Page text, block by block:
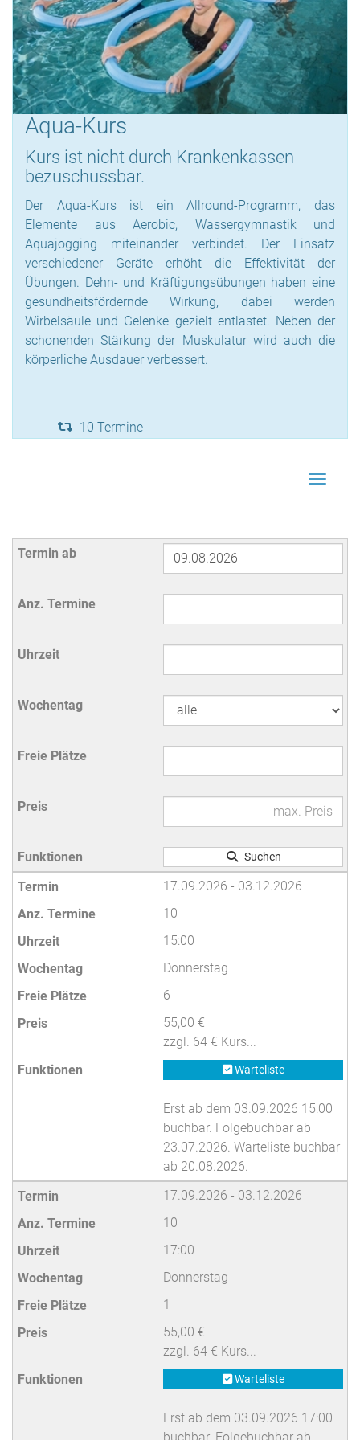
Aqua-Kurs
Kurs ist nicht durch Krankenkassen
bezuschussbar.
Der Aqua-Kurs ist ein Allround-Programm, das
Elemente aus Aerobic, Wassergymnastik und
Aquajogging miteinander verbindet. Der Einsatz
verschiedener Geräte erhöht die Effektivität der
Übungen. Dehn- und Kräftigungsübungen haben eine
gesundheitsfördernde Wirkung, dabei werden
Wirbelsäule und Gelenke gezielt entlastet. Neben der
schonenden Stärkung der Muskulatur wird auch die
körperliche Ausdauer verbessert.
10 Termine
Suchen
17.09.2026 - 03.12.2026
10
15:00
Donnerstag
6
55,00 €
zzgl. 64 € Kurs...
Warteliste
Erst ab dem 03.09.2026 15:00
buchbar. Folgebuchbar ab
23.07.2026. Warteliste buchbar
ab 20.08.2026.
17.09.2026 - 03.12.2026
10
17:00
Donnerstag
1
55,00 €
zzgl. 64 € Kurs...
Warteliste
Erst ab dem 03.09.2026 17:00
buchbar. Folgebuchbar ab